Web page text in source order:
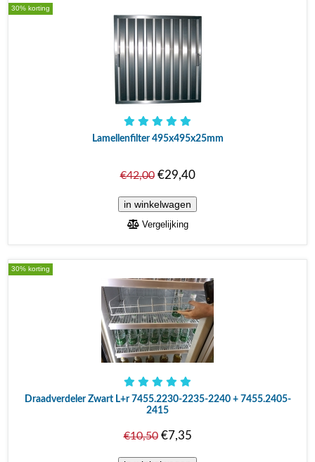
30% korting
Lamellenfilter 495x495x25mm
€42,00€29,40
Vergelijking
30% korting
Draadverdeler Zwart L+r 7455.2230-2235-2240 + 7455.2405-
2415
€10,50€7,35